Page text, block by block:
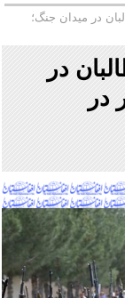
در میدان جنگ؛
در
در